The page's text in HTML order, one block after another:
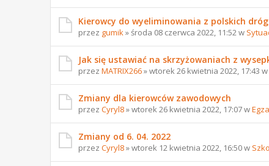
Kierowcy do wyeliminowania z polskich dróg
przez gumik » środa 08 czerwca 2022, 11:52 w
Jak się ustawiać na skrzyżowaniach z
przez MATRIX266» wtorek 26 kwietnia 2022, 17:43 w
Zmiany dla kierowców zawodowych
przez Cyryl8» wtorek 26 kwietnia 2022, 17:07 w
Zmiany od 6. 04. 2022
przez Cyryl8» wtorek 12 kwietnia 2022, 16:50 w